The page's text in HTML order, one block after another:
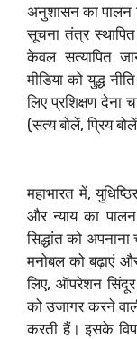
अनुशासन का पालन
सूचना तंत्र स्थापित
केवल सत्यापित
मीडिया को युद्ध
लिए प्रशिक्षण देना
(सत्य बोलें, प्रिय
महाभारत में,
और न्याय का
सिद्धांत को
मनोबल को बढ़ाएं
लिए, ऑपरेशन
को उजागर करने
करती हैं। इसके